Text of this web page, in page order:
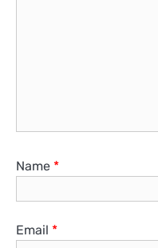
Name *
Email *